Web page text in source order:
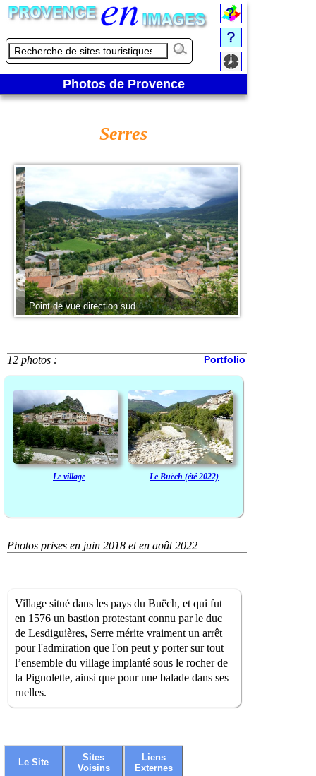
Photos de Provence
Serres
Point de vue direction sud
12 photos : Portfolio
Le village Le Buëch (été 2022)
Photos prises en juin 2018 et en août 2022
Village situé dans les pays du Buëch, et qui fut
en 1576 un bastion protestant connu par le duc
de Lesdiguières, Serre mérite vraiment un arrêt
pour l'admiration que l'on peut y porter sur tout
l’ensemble du village implanté sous le rocher de
la Pignolette, ainsi que pour une balade dans ses
ruelles.
Le Site
Sites
Voisins
Liens
Externes